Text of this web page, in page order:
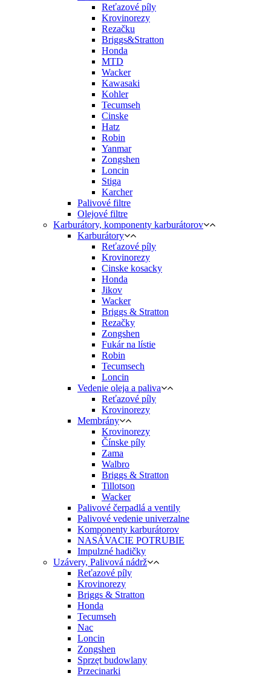
Reťazové píly
Krovinorezy
Rezačku
Briggs&Stratton
Honda
MTD
Wacker
Kawasaki
Kohler
Tecumseh
Cinske
Hatz
Robin
Yanmar
Zongshen
Loncin
Stiga
Karcher
Palivové filtre
Olejové filtre
Karburátory, komponenty karburátorov
Karburátory
Reťazové píly
Krovinorezy
Cinske kosacky
Honda
Jikov
Wacker
Briggs & Stratton
Rezačky
Zongshen
Fukár na lístie
Robin
Tecumsech
Loncin
Vedenie oleja a paliva
Reťazové píly
Krovinorezy
Membrány
Krovinorezy
Čínske píly
Zama
Walbro
Briggs & Stratton
Tillotson
Wacker
Palivové čerpadlá a ventily
Palivové vedenie univerzalne
Komponenty karburátorov
NASÁVACIE POTRUBIE
Impulzné hadičky
Uzávery, Palivová nádrž
Reťazové píly
Krovinorezy
Briggs & Stratton
Honda
Tecumseh
Nac
Loncin
Zongshen
Sprzęt budowlany
Przecinarki